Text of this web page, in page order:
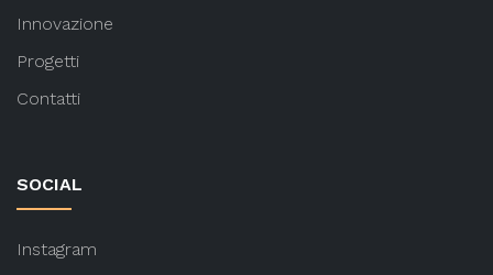
Innovazione
Progetti
Contatti
SOCIAL
Instagram